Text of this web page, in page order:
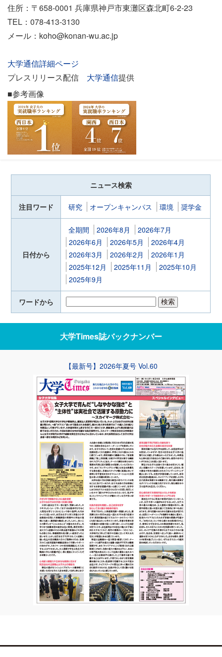
住所：〒658-0001 兵庫県神戸市東灘区森北町6-2-23
TEL：078-413-3130
メール：koho@konan-wu.ac.jp
大学通信詳細ページ
プレスリリース配信 大学通信提供
■参考画像
ニュース検索
注目ワード 研究 オープンキャンパス 環境 奨学金
日付から
全期間 2026年8月
2026年7月
2026年6月
2026年5月
2026年4月
2026年3月
2026年2月
2026年1月
2025年12月
2025年11月
2025年10月
2025年9月
ワードから
大学Times誌バックナンバー
【最新号】2026年夏号 Vol.60